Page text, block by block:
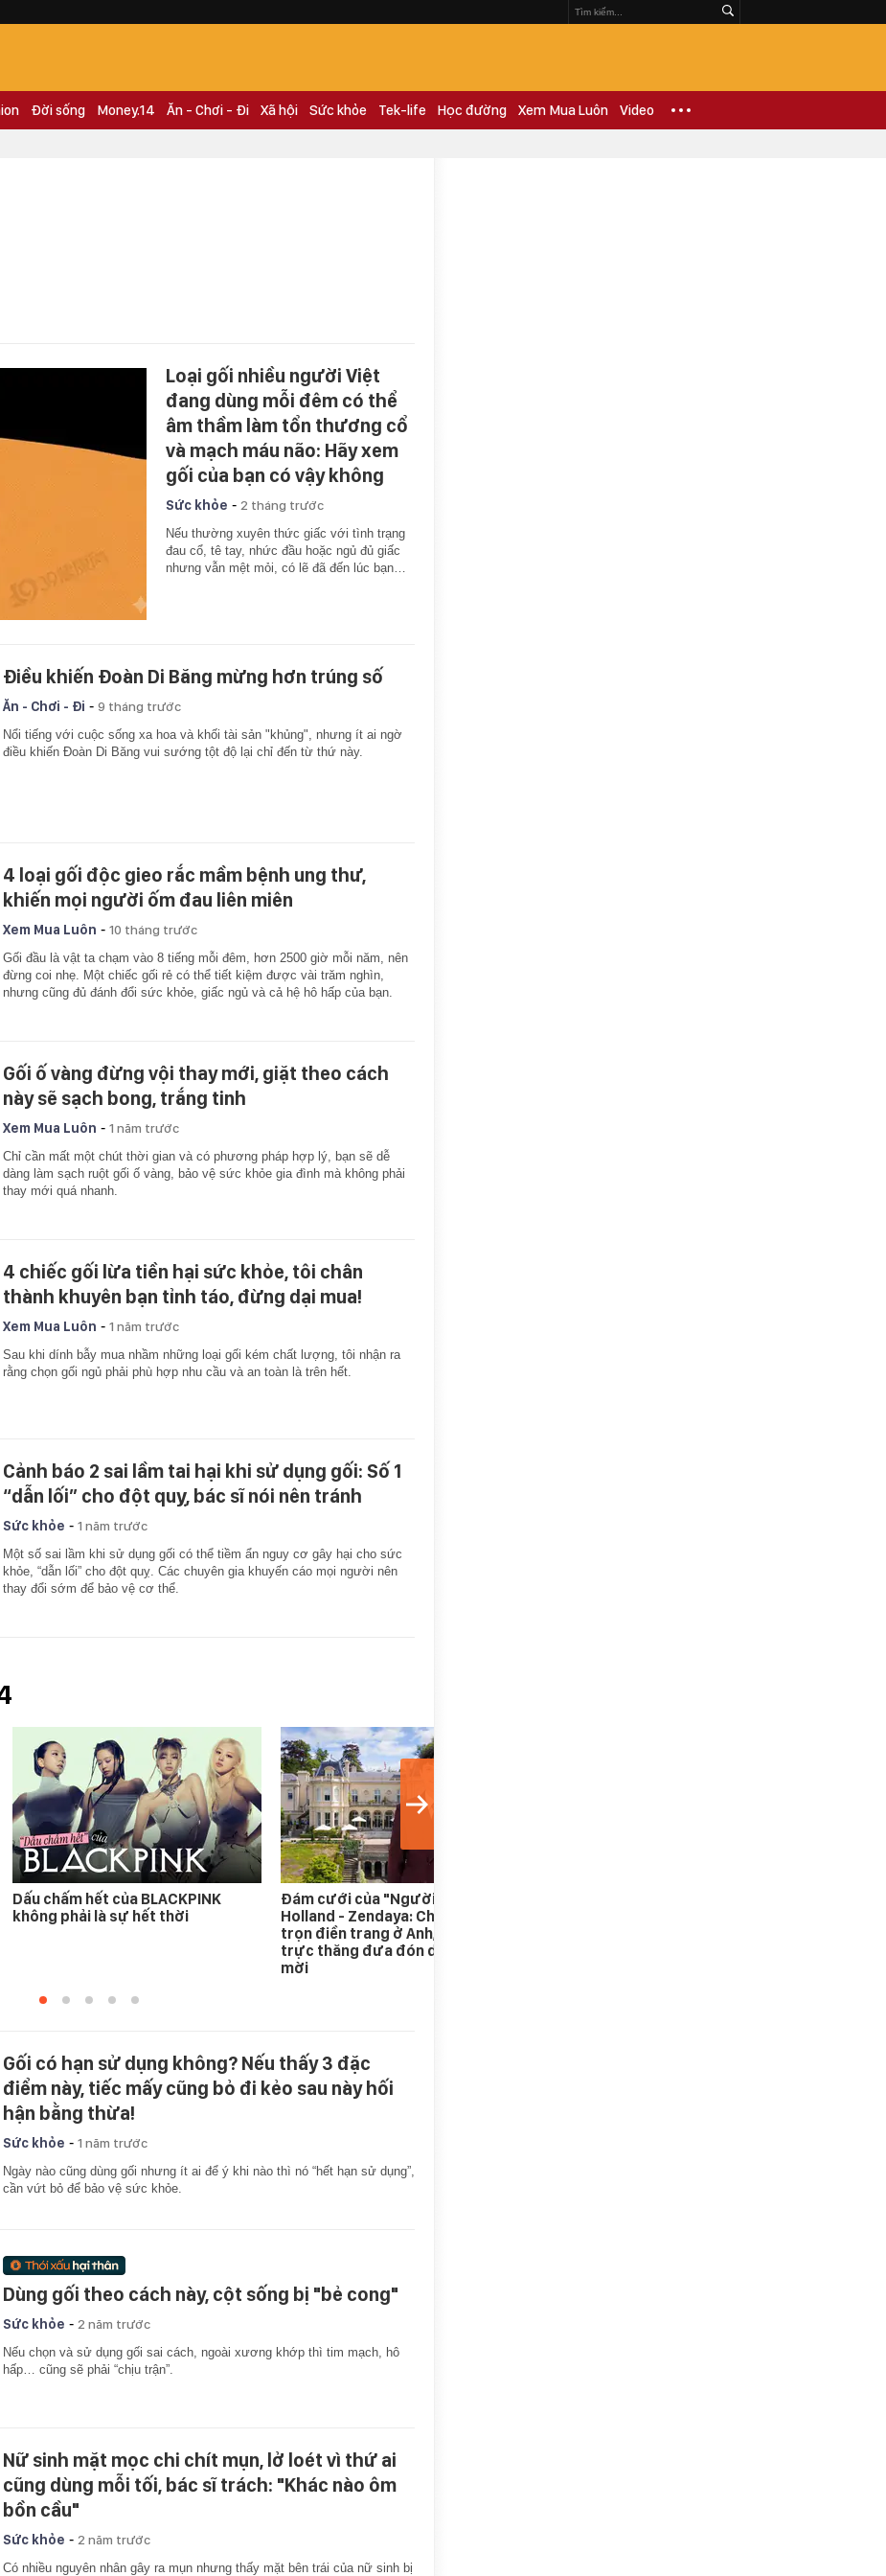
Đời sống Money.14 Ăn - Chơi - Đi Xã hội Sức khỏe Tek-life Học đường Xem Mua Luôn Video
Loại gối nhiều người Việt
đang dùng mỗi đêm có thể
âm thầm làm tổn thương cổ
và mạch máu não: Hãy xem
gối của bạn có vậy không
Sức khỏe - 2 tháng trước
Nếu thường xuyên thức giấc với tình trạng
đau cổ, tê tay, nhức đầu hoặc ngủ đủ giấc
nhưng vẫn mệt mỏi, có lẽ đã đến lúc bạn…
Điều khiến Đoàn Di Băng mừng hơn trúng số
Ăn - Chơi - Đi - 9 tháng trước
Nổi tiếng với cuộc sống xa hoa và khối tài sản "khủng", nhưng ít ai ngờ
điều khiến Đoàn Di Băng vui sướng tột độ lại chỉ đến từ thứ này.
4 loại gối độc gieo rắc mầm bệnh ung thư,
khiến mọi người ốm đau liên miên
Xem Mua Luôn - 10 tháng trước
Gối đầu là vật ta chạm vào 8 tiếng mỗi đêm, hơn 2500 giờ mỗi năm, nên
đừng coi nhẹ. Một chiếc gối rẻ có thể tiết kiệm được vài trăm nghìn,
nhưng cũng đủ đánh đổi sức khỏe, giấc ngủ và cả hệ hô hấp của bạn.
Gối ố vàng đừng vội thay mới, giặt theo cách
này sẽ sạch bong, trắng tinh
Xem Mua Luôn - 1 năm trước
Chỉ cần mất một chút thời gian và có phương pháp hợp lý, bạn sẽ dễ
dàng làm sạch ruột gối ố vàng, bảo vệ sức khỏe gia đình mà không phải
thay mới quá nhanh.
4 chiếc gối lừa tiền hại sức khỏe, tôi chân
thành khuyên bạn tỉnh táo, đừng dại mua!
Xem Mua Luôn - 1 năm trước
Sau khi dính bẫy mua nhầm những loại gối kém chất lượng, tôi nhận ra
rằng chọn gối ngủ phải phù hợp nhu cầu và an toàn là trên hết.
Cảnh báo 2 sai lầm tai hại khi sử dụng gối: Số 1
“dẫn lối” cho đột quỵ, bác sĩ nói nên tránh
Sức khỏe - 1 năm trước
Một số sai lầm khi sử dụng gối có thể tiềm ẩn nguy cơ gây hại cho sức
khỏe, “dẫn lối” cho đột quỵ. Các chuyên gia khuyến cáo mọi người nên
thay đổi sớm để bảo vệ cơ thể.
Dấu chấm hết của BLACKPINK
không phải là sự hết thời
Đám cưới của "Người nhện" Tom
Holland - Zendaya: Chi 18 tỷ bao
trọn điền trang ở Anh, còn dùng
trực thăng đưa đón dàn khách
mời
Gối có hạn sử dụng không? Nếu thấy 3 đặc
điểm này, tiếc mấy cũng bỏ đi kẻo sau này hối
hận bằng thừa!
Sức khỏe - 1 năm trước
Ngày nào cũng dùng gối nhưng ít ai để ý khi nào thì nó “hết hạn sử dụng”,
cần vứt bỏ để bảo vệ sức khỏe.
Dùng gối theo cách này, cột sống bị "bẻ cong"
Sức khỏe - 2 năm trước
Nếu chọn và sử dụng gối sai cách, ngoài xương khớp thì tim mạch, hô
hấp… cũng sẽ phải “chịu trận”.
Nữ sinh mặt mọc chi chít mụn, lở loét vì thứ ai
cũng dùng mỗi tối, bác sĩ trách: "Khác nào ôm
bồn cầu"
Sức khỏe - 2 năm trước
Có nhiều nguyên nhân gây ra mụn nhưng thấy mặt bên trái của nữ sinh bị